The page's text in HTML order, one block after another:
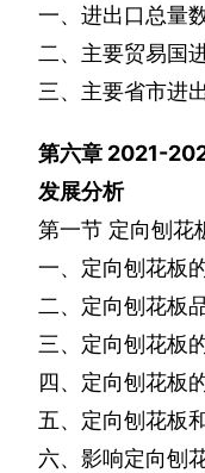
一、进出口总量
二、主要贸易国
三、主要省市进
第六章 2021-
发展分析
第一节 定向刨花
一、定向刨花板
二、定向刨花板
三、定向刨花板
四、定向刨花板
五、定向刨花板
六、影响定向刨